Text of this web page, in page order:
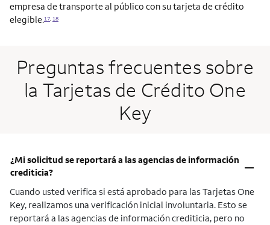
empresa de transporte al público con su tarjeta de crédito
elegible.17 18
Preguntas frecuentes sobre
la Tarjetas de Crédito One
Key
¿Mi solicitud se reportará a las agencias de información
crediticia?
–
Cuando usted verifica si está aprobado para las Tarjetas One
Key, realizamos una verificación inicial involuntaria. Esto se
reportará a las agencias de información crediticia, pero no